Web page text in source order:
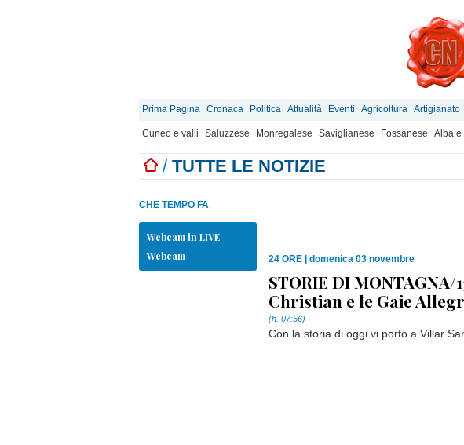
Prima Pagina Cronaca Politica Attualità Eventi Agricoltura Artigianato
Cuneo e valli Saluzzese Monregalese Saviglianese Fossanese Alba e
/ TUTTE LE NOTIZIE
CHE TEMPO FA
Webcam in LIVE
Webcam
24 ORE domenica 03 novembre
STORIE DI MONTAGNA/
Christian e le Gaie
(h. 07:56)
Con la storia di oggi vi porto a Villar